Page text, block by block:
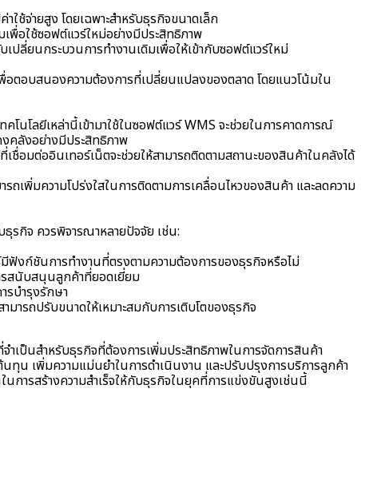
ใช้จ่ายสูง โดยเฉพาะสำหรับธุรกิจขนาดเล็ก
อใช้ซอฟต์แวร์ใหม่อย่างมีประสิทธิภาพ
ปลี่ยนกระบวนการทำงานเดิมเพื่อให้เข้ากับซอฟต์แวร์ใหม่
ตอบสนองความต้องการที่เปลี่ยนแปลงของตลาด โดยแนวโน้มใน
นโลยีเหล่านี้เข้ามาใช้ในซอฟต์แวร์ WMS จะช่วยในการคาดการณ์
คลังอย่างมีประสิทธิภาพ
มต่ออินเทอร์เน็ตจะช่วยให้สามารถติดตามสถานะของสินค้าในคลังได้
ถเพิ่มความโปร่งใสในการติดตามการเคลื่อนไหวของสินค้า และลดความ
รกิจ ควรพิจารณาหลายปัจจัย เช่น:
ฟังก์ชันการทำงานที่ตรงตามความต้องการของธุรกิจหรือไม่
สนับสนุนลูกค้าที่ยอดเยี่ยม
รบำรุงรักษา
มารถปรับขนาดให้เหมาะสมกับการเติบโตของธุรกิจ
เป็นสำหรับธุรกิจที่ต้องการเพิ่มประสิทธิภาพในการจัดการสินค้า
ทุน เพิ่มความแม่นยำในการดำเนินงาน และปรับปรุงการบริการลูกค้า
การสร้างความสำเร็จให้กับธุรกิจในยุคที่การแข่งขันสูงเช่นนี้